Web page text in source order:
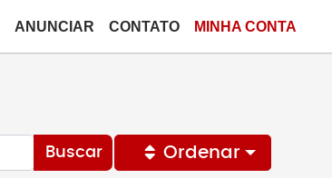
ANUNCIAR CONTATO MINHA CONTA
Buscar Ordenar